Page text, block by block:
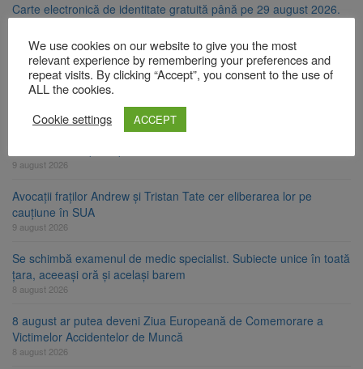
Carte electronică de identitate gratuită până pe 29 august 2026.
9 august 2026
Zece troițe istorice din Șcheii Brașovului vor fi restaurate.
Contractul de finanțare a fost semnat
La 97 de ani, a doborât propriul record mondial. Betty Bromage a
9 august 2026
Avocații fraților Andrew și Tristan Tate cer eliberarea lor pe
cauțiune în SUA
9 august 2026
Se schimbă examenul de medic specialist. Subiecte unice în toată
țara, aceeași oră și același barem
8 august 2026
8 august ar putea deveni Ziua Europeană de Comemorare a
Victimelor Accidentelor de Muncă
8 august 2026
We use cookies on our website to give you the most
relevant experience by remembering your preferences and
repeat visits. By clicking “Accept”, you consent to the use of
ALL the cookies.
Cookie settings
ACCEPT